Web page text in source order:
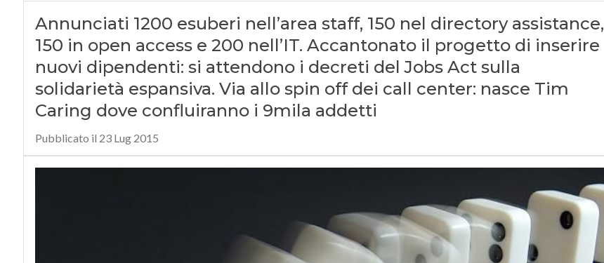
Annunciati 1200 esuberi nell’area staff, 150 nel directory assistance,
150 in open access e 200 nell’IT. Accantonato il progetto di inserire
nuovi dipendenti: si attendono i decreti del Jobs Act sulla
solidarietà espansiva. Via allo spin off dei call center: nasce Tim
Caring dove confluiranno i 9mila addetti
Pubblicato il 23 Lug 2015